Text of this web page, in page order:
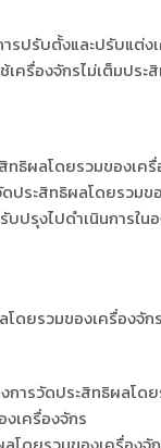
ารปรับตั้งและปรับแต่
เครื่องจักรไม่เต็มป
ทธิผลโดยรวมของเค
ประสิทธิผลโดยรวม
บปรุงไปดำเนินการใ
ดยรวมของเครื่องจั
ารวัดประสิทธิผลโด
เครื่องจักร